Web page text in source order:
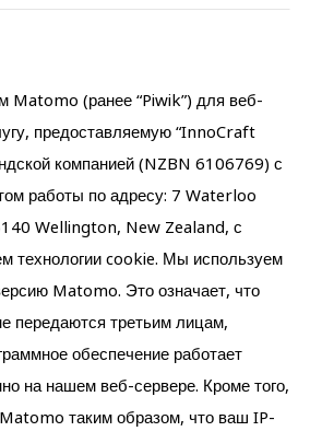
Matomo (ранее “Piwik”) для веб-
предоставляемую “InnoCraft
компанией (NZBN 6106769) с
работы по адресу: 7 Waterloo
Wellington, New Zealand, с
технологии cookie. Мы используем
Matomo. Это означает, что
передаются третьим лицам,
обеспечение работает
на нашем веб-сервере. Кроме того,
таким образом, что ваш IP-